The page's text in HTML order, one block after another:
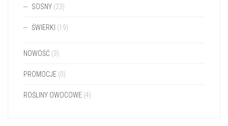
SOSNY (23)
ŚWIERKI (19)
NOWOŚĆ (3)
PROMOCJE (0)
ROŚLINY OWOCOWE (4)